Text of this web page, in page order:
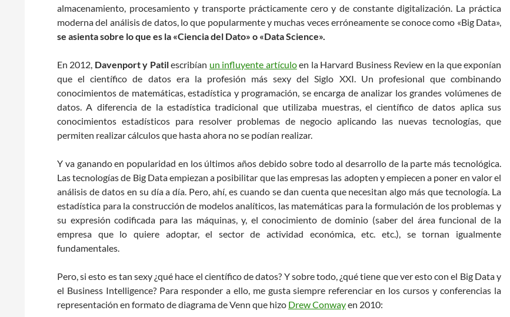
almacenamiento, procesamiento y transporte prácticamente cero y de constante digitalización. La práctica
moderna del análisis de datos, lo que popularmente y muchas veces erróneamente se conoce como «Big Data»,
se asienta sobre lo que es la «Ciencia del Dato» o «Data Science».
En 2012, Davenport y Patilescribían un influyente artículoen la Harvard Business Review en la que exponían
que el científico de datos era la profesión más sexy del Siglo XXI. Un profesional que combinando
conocimientos de matemáticas, estadística y programación, se encarga de analizar los grandes volúmenes de
datos. A diferencia de la estadística tradicional que utilizaba muestras, el científico de datos aplica sus
conocimientos estadísticos para resolver problemas de negocio aplicando las nuevas tecnologías, que
permiten realizar cálculos que hasta ahora no se podían realizar.
Y va ganando en popularidad en los últimos años debido sobre todo al desarrollo de la parte más tecnológica.
Las tecnologías de Big Data empiezan a posibilitar que las empresas las adopten y empiecen a poner en valor el
análisis de datos en su día a día. Pero, ahí, es cuando se dan cuenta que necesitan algo más que tecnología. La
estadística para la construcción de modelos analíticos, las matemáticas para la formulación de los problemas y
su expresión codificada para las máquinas, y, el conocimiento de dominio (saber del área funcional de la
empresa que lo quiere adoptar, el sector de actividad económica, etc. etc.), se tornan igualmente
fundamentales.
Pero, si esto es tan sexy ¿qué hace el científico de datos? Y sobre todo, ¿qué tiene que ver esto con el Big Data y
el Business Intelligence? Para responder a ello, me gusta siempre referenciar en los cursos y conferencias la
representación en formato de diagrama de Venn que hizo Drew Conwayen 2010: